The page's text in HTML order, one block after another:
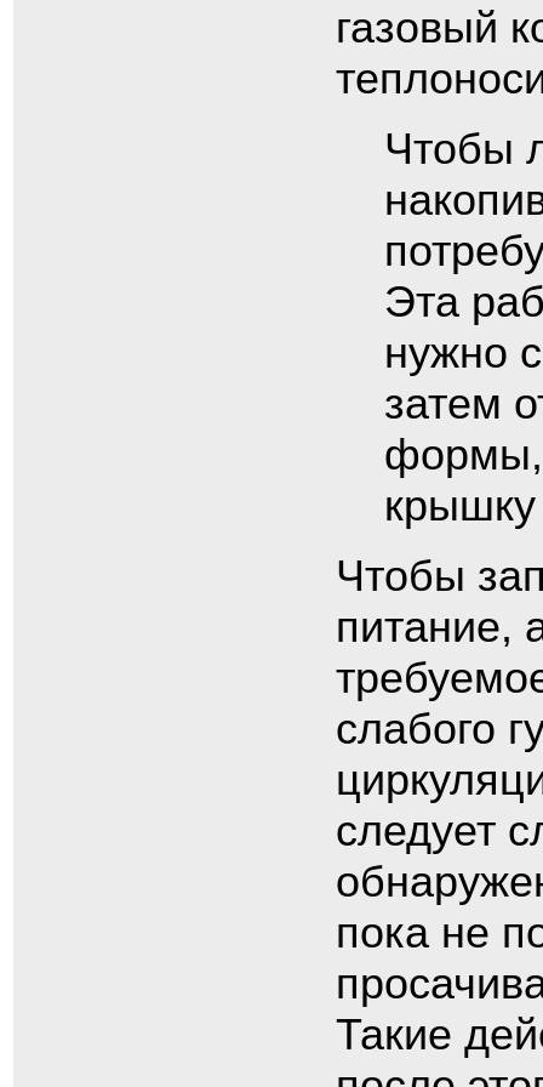
газовый
Чтобы
Эта
нужно
затем
формы,
Чтобы
питание,
слабого
следует
пока не
Такие